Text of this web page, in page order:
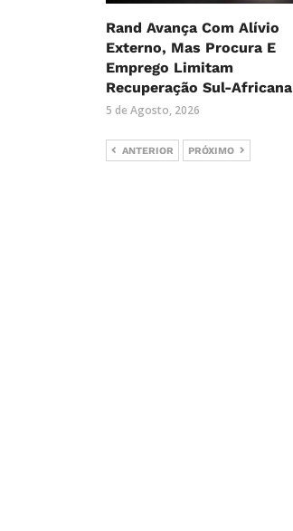
Rand Avança Com Alívio
Externo, Mas Procura E
Emprego Limitam
Recuperação Sul-Africana
5 de Agosto, 2026
ANTERIOR PRÓXIMO